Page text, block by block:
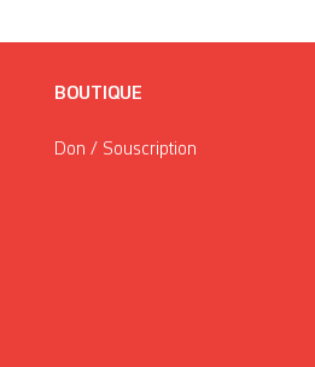
BOUTIQUE
Don / Souscription